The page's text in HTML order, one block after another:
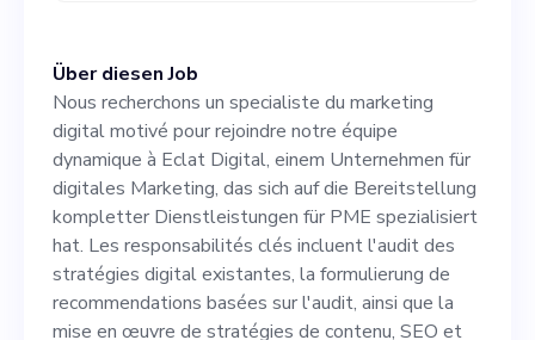
sur l'audit, ainsi que la mise
en œuvre de stratégies de
contenu, SEO et medias
sociaux et l'optimierung
continuelle des
performance. Der ideale
Über diesen Job
Nous recherchons un specialiste du marketing
digital motivé pour rejoindre notre équipe
dynamique à Eclat Digital, einem Unternehmen für
digitales Marketing, das sich auf die Bereitstellung
kompletter Dienstleistungen für PME spezialisiert
hat. Les responsabilités clés incluent l'audit des
stratégies digital existantes, la formulierung de
recommendations basées sur l'audit, ainsi que la
mise en œuvre de stratégies de contenu, SEO et